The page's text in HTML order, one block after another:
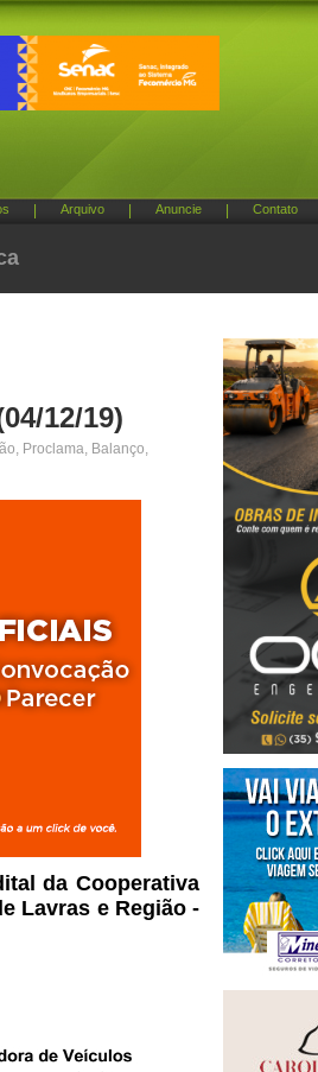
Arquivo Anuncie Contato
12/19)
Proclama, Balanço,
da Cooperativa
Lavras e Região -